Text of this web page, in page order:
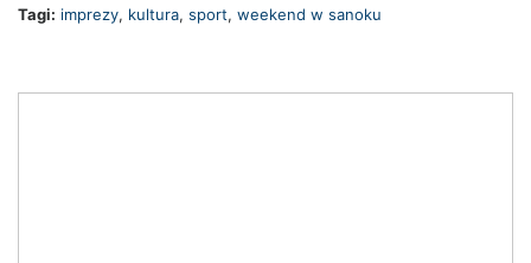
Tagi: imprezy, kultura, sport, weekend w sanoku